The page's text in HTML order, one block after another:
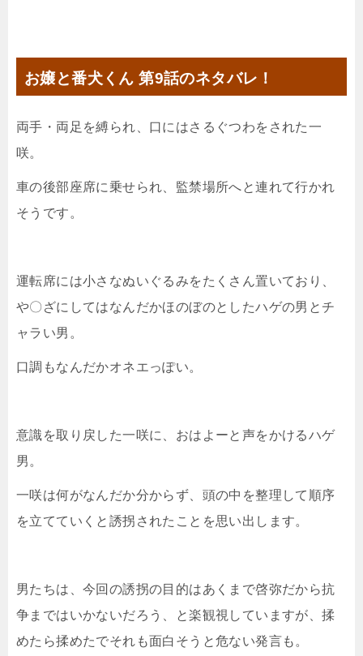
お嬢と番犬くん 第9話のネタバレ！
両手・両足を縛られ、口にはさるぐつわをされた一
咲。
車の後部座席に乗せられ、監禁場所へと連れて行かれ
そうです。
運転席には小さなぬいぐるみをたくさん置いており、
や〇ざにしてはなんだかほのぼのとしたハゲの男とチ
ャラい男。
口調もなんだかオネエっぽい。
意識を取り戻した一咲に、おはよーと声をかけるハゲ
男。
一咲は何がなんだか分からず、頭の中を整理して順序
を立てていくと誘拐されたことを思い出します。
男たちは、今回の誘拐の目的はあくまで啓弥だから抗
争まではいかないだろう、と楽観視していますが、揉
めたら揉めたでそれも面白そうと危ない発言も。